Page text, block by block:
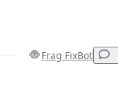
Frag FixBot